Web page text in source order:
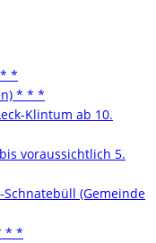
*
* * *
Klintum ab 10.
voraussichtlich 5.
(Gemeinde
* *